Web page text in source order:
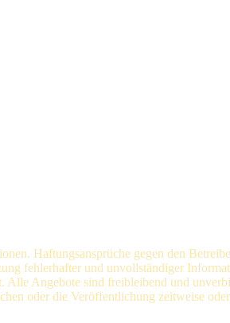
Haftungsansprüche gegen den
fehlerhafter und unvollständiger
Alle Angebote sind freibleibend und
oder die Veröffentlichung zeitweise